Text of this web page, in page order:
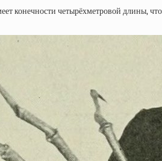
конечности четырёхметровой длины,